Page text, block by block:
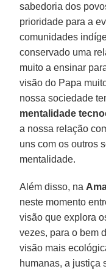
sabedoria dos
prioridade para a
comunidades
conservado uma
muito a ensinar
visão do Papa
nossa sociedade
mentalidade
a nossa relação
uns com os outros
mentalidade.
Além disso, na
neste momento
visão que explora
vezes, para o bem
visão mais
humanas, a justiça